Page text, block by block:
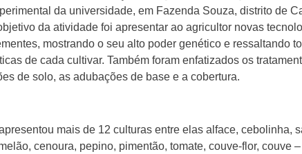
da universidade, em Fazenda Souza, distrito de
da atividade foi apresentar ao agricultor novas
mostrando o seu alto poder genético e ressaltando
de cada cultivar. Também foram enfatizados os
de solo, as adubações de base e a cobertura.
mais de 12 culturas entre elas alface, cebolinha,
cenoura, pepino, pimentão, tomate, couve-flor, couve